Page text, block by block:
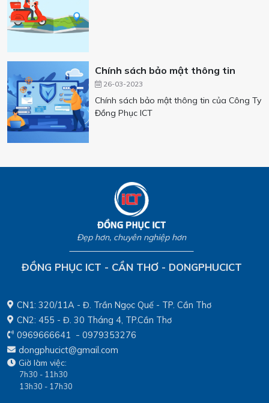
Chính sách bảo mật thông tin
26-03-2023
Chính sách bảo mật thông tin của Công Ty
Đồng Phục ICT
Đẹp hơn, chuyên nghiệp hơn
ĐỒNG PHỤC ICT - CẦN THƠ - DONGPHUCICT
CN1: 320/11A - Đ. Trần Ngọc Quế - TP. Cần Thơ
CN2: 455 - Đ. 30 Tháng 4, TP.Cần Thơ
0969666641 - 0979353276
dongphucict@gmail.com
Giờ làm việc:
7h30 - 11h30
13h30 - 17h30